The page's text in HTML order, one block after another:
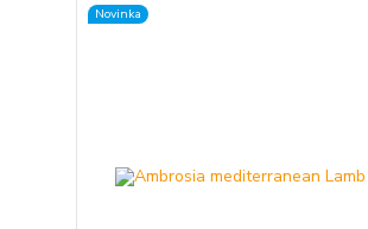
Novinka